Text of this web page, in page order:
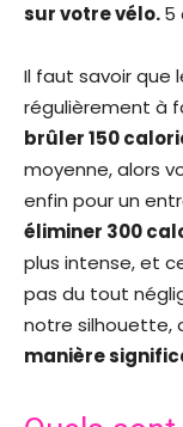
sur votre vélo.5
Il faut savoir que
régulièrement à
brûler 150
moyenne, alors
enfin pour un
éliminer 300
plus intense, et
pas du tout
notre silhouette,
manière